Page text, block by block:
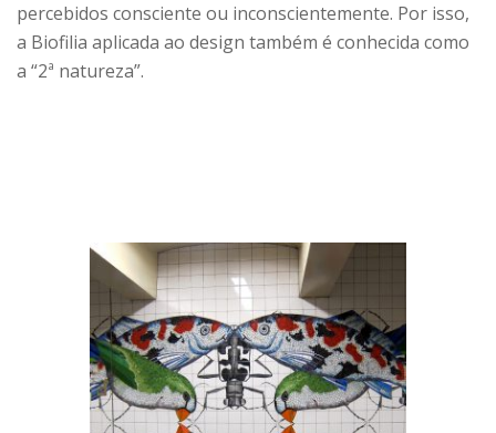
percebidos consciente ou inconscientemente. Por isso,
a Biofilia aplicada ao design também é conhecida como
a “2ª natureza”.